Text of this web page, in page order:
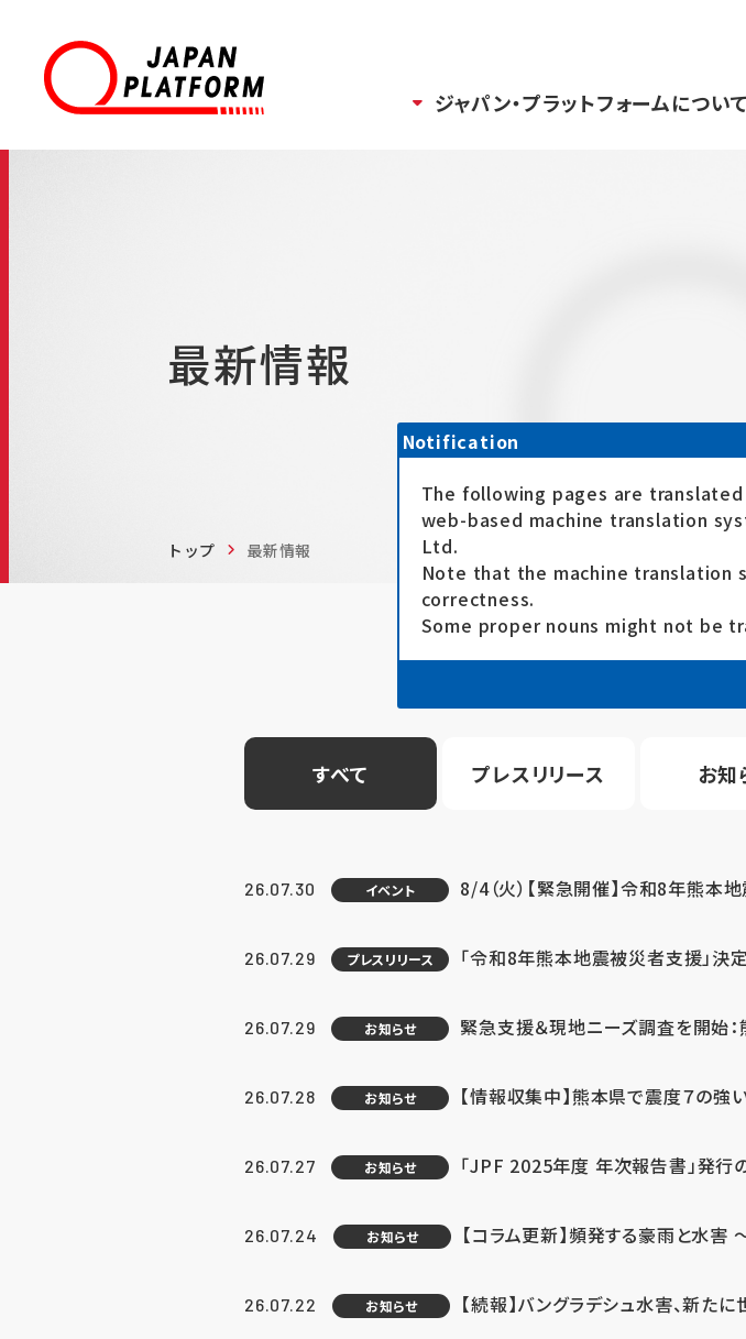
ジャパン・プラットフォームについて
最新情報
トップ 最新情報
すべて プレスリリース お知
26.07.30 イベント 8/4（火）【緊急開催】令和8年熊本
26.07.29 プレスリリース 「令和8年熊本地震被災者支援」決
26.07.29 お知らせ 緊急支援＆現地ニーズ調査を開始
26.07.28 お知らせ 【情報収集中】熊本県で震度７の強
26.07.27 お知らせ 「JPF 2025年度 年次報告書」発行
26.07.24 お知らせ 【コラム更新】頻発する豪雨と水
26.07.22 お知らせ 【続報】バングラデシュ水害、新
Notification
The following pages are translated
web-based machine translation
Ltd.
Note that the machine translation
correctness.
Some proper nouns might not be